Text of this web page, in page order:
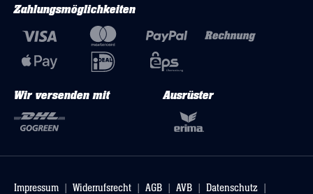
Zahlungsmöglichkeiten
Wir versenden mit Ausrüster
Impressum Widerrufsrecht AGB AVB Datenschutz